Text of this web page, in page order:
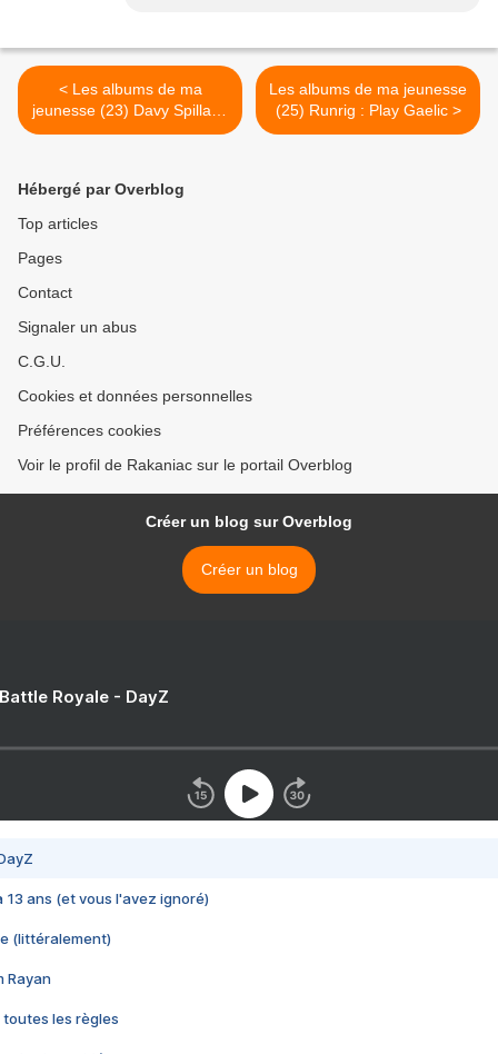
< Les albums de ma
jeunesse (23) Davy Spillane
: Atlantic Bridge
Les albums de ma jeunesse
(25) Runrig : Play Gaelic >
Hébergé par Overblog
Top articles
Pages
Contact
Signaler un abus
C.G.U.
Cookies et données personnelles
Préférences cookies
Voir le profil de Rakaniac sur le portail Overblog
Créer un blog sur Overblog
Créer un blog
Royale - DayZ
13 ans (et vous l'avez ignoré)
(littéralement)
Rayan
toutes les règles